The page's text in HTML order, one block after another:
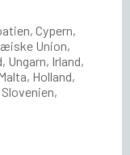
Cypern,
Union,
Ungarn, Irland,
Holland,